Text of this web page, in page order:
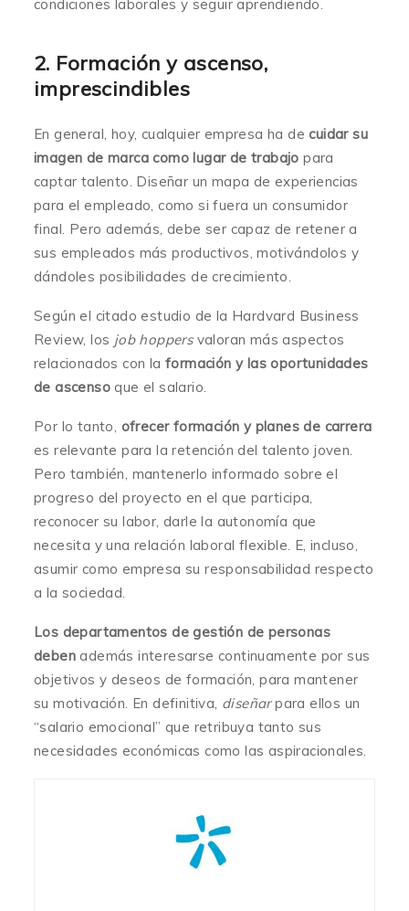
condiciones laborales y seguir aprendiendo.
2. Formación y ascenso,
imprescindibles
En general, hoy, cualquier empresa ha decuidar su
imagen de marca como lugar de trabajo para
captar talento. Diseñar un mapa de experiencias
para el empleado, como si fuera un consumidor
final. Pero además, debe ser capaz de retener a
sus empleados más productivos, motivándolos y
dándoles posibilidades de crecimiento.
Según el citado estudio de la Hardvard Business
Review, los job hoppersvaloran más aspectos
relacionados con la formación y las oportunidades
de ascenso que el salario.
Por lo tanto, ofrecer formación y planes de carrera
es relevante para la retención del talento joven.
Pero también, mantenerlo informado sobre el
progreso del proyecto en el que participa,
reconocer su labor, darle la autonomía que
necesita y una relación laboral flexible. E, incluso,
asumir como empresa su responsabilidad respecto
a la sociedad.
Los departamentos de gestión de personas
deben además interesarse continuamente por sus
objetivos y deseos de formación, para mantener
su motivación. En definitiva, diseñarpara ellos un
“salario emocional” que retribuya tanto sus
necesidades económicas como las aspiracionales.